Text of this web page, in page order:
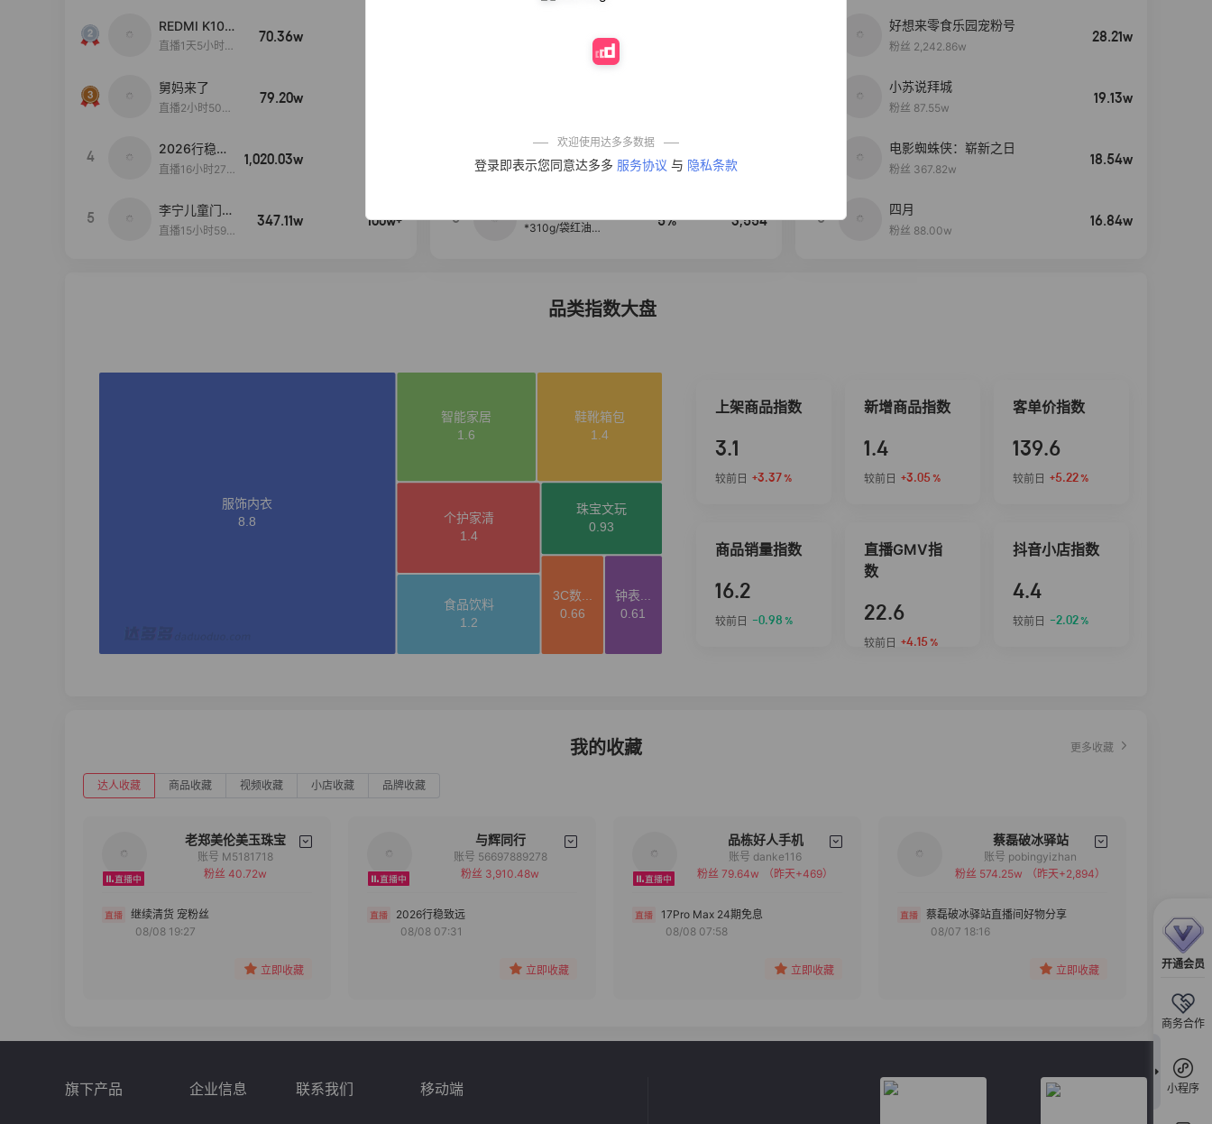
开通会员
商务合作
小程序
欢迎使用达多多数据
登录即表示您同意达多多 服务协议 与 隐私条款
REDMI K100
Pro系列新品
启！
直播1天5小时4
70.36w
舅妈来了
直播2小时50分
79.20w
4
2026行稳致
远
直播16小时27
1,020.03w
5
李宁儿童门店
爆款赤兔8pr
直播15小时59
347.11w 100w+
净厨房油烟机去
重油污去油王污
免煮开袋即食劲
艾草抽绳式免撕
垃圾袋大号特厚
50% 3,640
5
*310g/袋红油麻
5% 3,554
好想来零食乐园宠粉号
粉丝 2,242.86w
28.21w
小苏说拜城
粉丝 87.55w
19.13w
电影蜘蛛侠：崭新之日
粉丝 367.82w
18.54w
5
四月
粉丝 88.00w
16.84w
品类指数大盘
上架商品指数
3.1
较前日 +3.37%
新增商品指数
1.4
较前日 +3.05 %
客单价指数
139.6
较前日 +5.22%
商品销量指数
16.2
较前日 -0.98 %
直播GMV指
数
22.6
较前日 +4.15 %
抖音小店指数
4.4
较前日 -2.02%
我的收藏 更多收藏
达人收藏 商品收藏 视频收藏 小店收藏 品牌收藏
老郑美伦美玉珠宝
备注
账号 M5181718
粉丝 40.72w
继续清货 宠粉丝
08/08 19:27
立即收藏
与辉同行
备注
账号 56697889278
粉丝 3,910.48w
2026行稳致远
08/08 07:31
立即收藏
品栋好人手机
备注
分组
账号 danke116
粉丝 79.64w
（昨天+469）
17Pro Max 24期免息
08/08 07:58
立即收藏
蔡磊破冰驿站
备注
分组
账号 pobingyizhan
粉丝 574.25w
（昨天+2,894）
蔡磊破冰驿站直播间好物分享
08/07 18:16
立即收藏
旗下产品 企业信息 联系我们 移动端